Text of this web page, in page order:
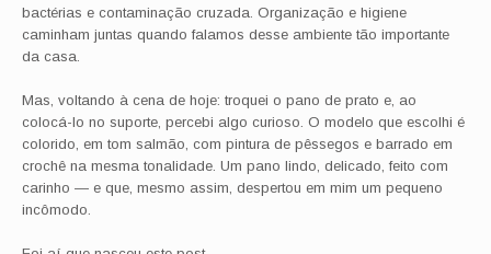
bactérias e contaminação cruzada. Organização e higiene
caminham juntas quando falamos desse ambiente tão importante
da casa.
Mas, voltando à cena de hoje: troquei o pano de prato e, ao
colocá-lo no suporte, percebi algo curioso. O modelo que escolhi é
colorido, em tom salmão, com pintura de pêssegos e barrado em
crochê na mesma tonalidade. Um pano lindo, delicado, feito com
carinho — e que, mesmo assim, despertou em mim um pequeno
incômodo.